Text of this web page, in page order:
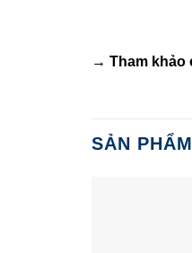
→ Tham khảo
SẢN